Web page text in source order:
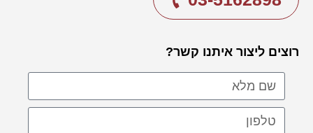
רוצים ליצור איתנו קשר?